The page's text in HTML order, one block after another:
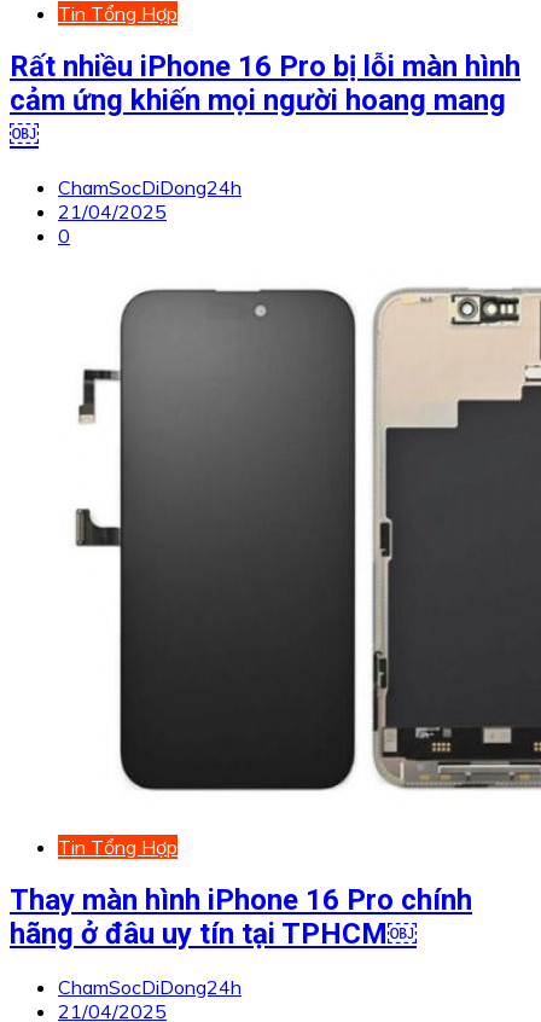
Tin Tổng Hợp
Rất nhiều iPhone 16 Pro bị lỗi màn hình
cảm ứng khiến mọi người hoang mang
￼
ChamSocDiDong24h
21/04/2025
0
Tin Tổng Hợp
Thay màn hình iPhone 16 Pro chính
hãng ở đâu uy tín tại TPHCM￼
ChamSocDiDong24h
21/04/2025